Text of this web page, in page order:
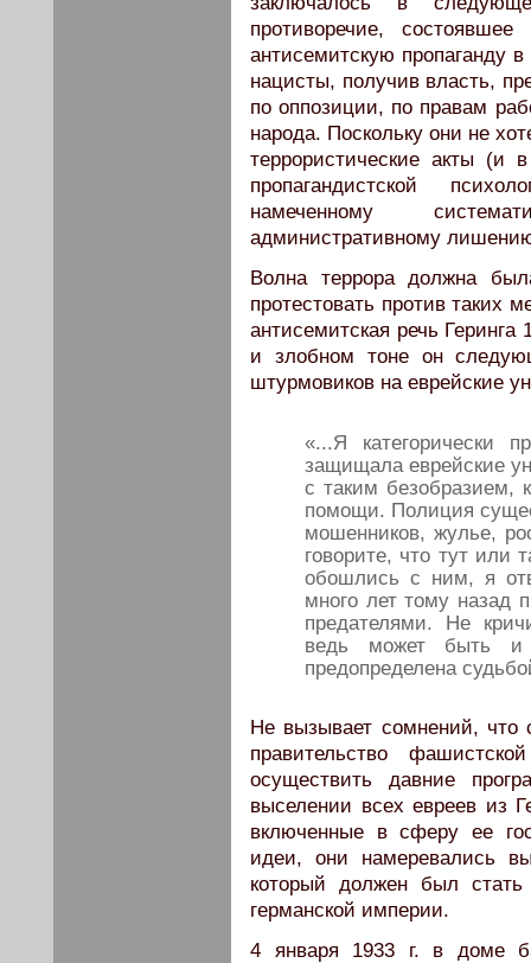
противоречие,
антисемитскую пропаганду
нацисты, получив власть,
по оппозиции, по правам
народа. Поскольку они не
террористические акты (и
пропагандистской
намеченному
административному
Волна террора должна
протестовать против таких
антисемитская речь
и злобном тоне он
штурмовиков на еврейские
«...Я категорически
защищала еврейские
с таким безобразием,
помощи. Полиция
мошенников, жулье,
говорите, что тут или
обошлись с ним, я
много лет тому назад
предателями. Не
ведь может быть и
предопределена
Не вызывает сомнений, что
правительство
осуществить давние
выселении всех евреев из
включенные в сферу ее
идеи, они намеревались
который должен был
германской империи.
4 января 1933 г. в доме